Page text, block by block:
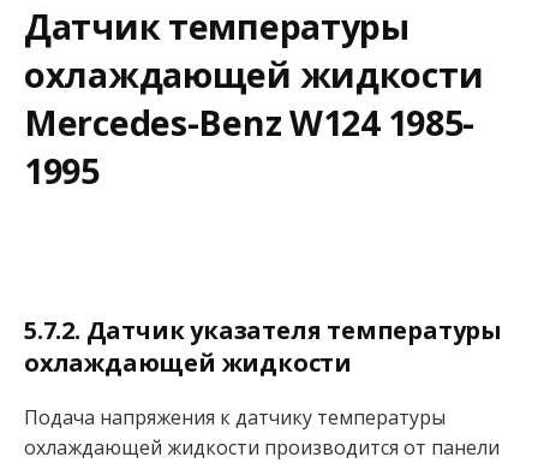
:
Датчик температуры
охлаждающей жидкости
Mercedes-Benz W124 1985-
1995
5.7.2. Датчик указателя температуры
охлаждающей жидкости
Подача напряжения к датчику температуры
охлаждающей жидкости производится от панели